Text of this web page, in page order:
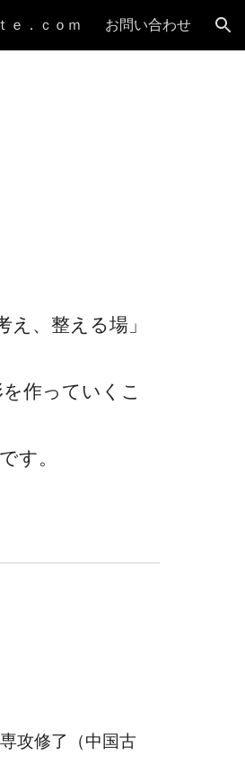
ｅ．ｃｏｍ お問い合わせ
、整える場」
作っていくこ
す。
攻修了（中国古